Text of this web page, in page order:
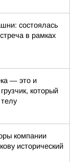
состоялась
в рамках
— это и
который
компании
исторический